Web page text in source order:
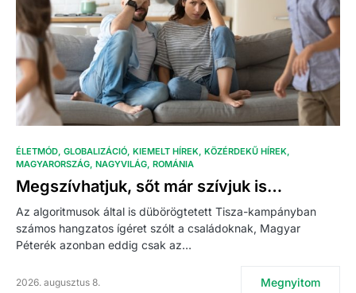
ÉLETMÓD GLOBALIZÁCIÓ KIEMELT HÍREK KÖZÉRDEKŰ HÍREK
MAGYARORSZÁG NAGYVILÁG ROMÁNIA
Megszívhatjuk, sőt már szívjuk is…
Az algoritmusok által is dübörögtetett Tisza-kampányban
számos hangzatos ígéret szólt a családoknak, Magyar
Péterék azonban eddig csak az…
2026. augusztus 8. Megnyitom